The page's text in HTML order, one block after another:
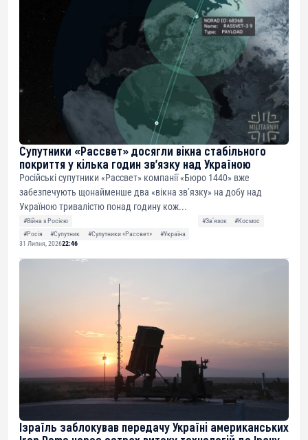
Супутники «Рассвет» досягли вікна стабільного
покриття у кілька годин зв’язку над Україною
Російські супутники «Рассвет» компанії «Бюро 1440» вже
забезпечують щонайменше два «вікна зв’язку» на добу над
Україною тривалістю понад годину кож...
#Війна з Росією #Звʼязок
#Космос
#Росія
#Супутник #Супутники «Рассвет»
#Україна
31 Липня, 202622:46
Ізраїль заблокував передачу Україні американських